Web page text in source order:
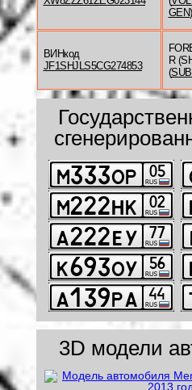
GEN)
ВИНкод
JF1SHJLS5CG274853
R
(
3D модели